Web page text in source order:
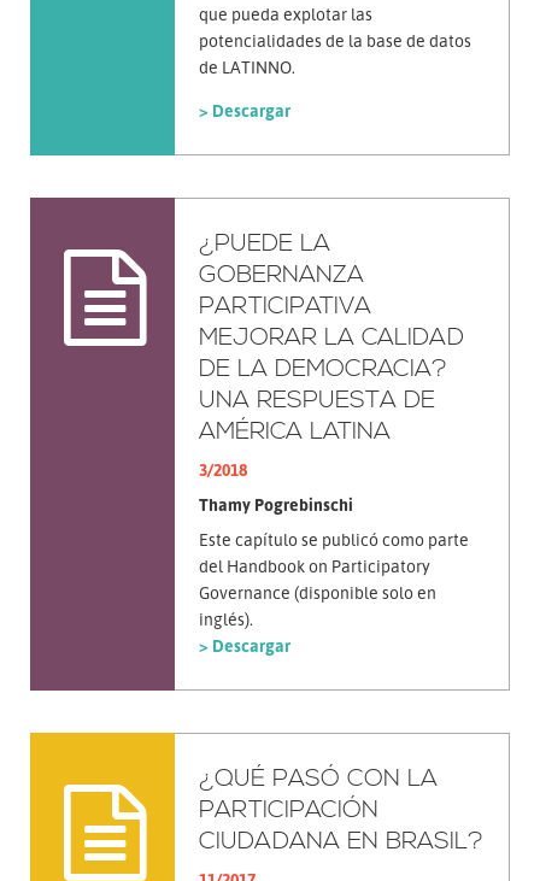
que pueda explotar las
potencialidades de la base de datos
de LATINNO.
> Descargar
¿PUEDE LA
GOBERNANZA
PARTICIPATIVA
MEJORAR LA CALIDAD
DE LA DEMOCRACIA?
UNA RESPUESTA DE
AMÉRICA LATINA
3/2018
Thamy Pogrebinschi
Este capítulo se publicó como parte
del Handbook on Participatory
Governance (disponible solo en
inglés).
> Descargar
¿QUÉ PASÓ CON LA
PARTICIPACIÓN
CIUDADANA EN BRASIL?